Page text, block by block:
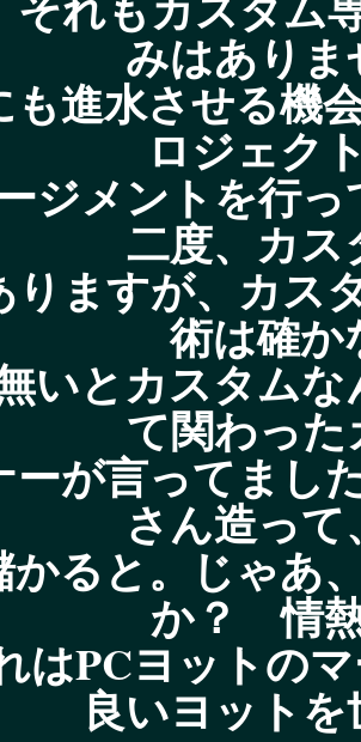
みはあり
も進水させる機
ロジェク
ジメントを行
二度、カ
りますが、カス
術は確か
いとカスタム
て関わっ
ーが言ってまし
さん造っ
かると。じゃあ
か？ 情
はPCヨットの
良いヨット